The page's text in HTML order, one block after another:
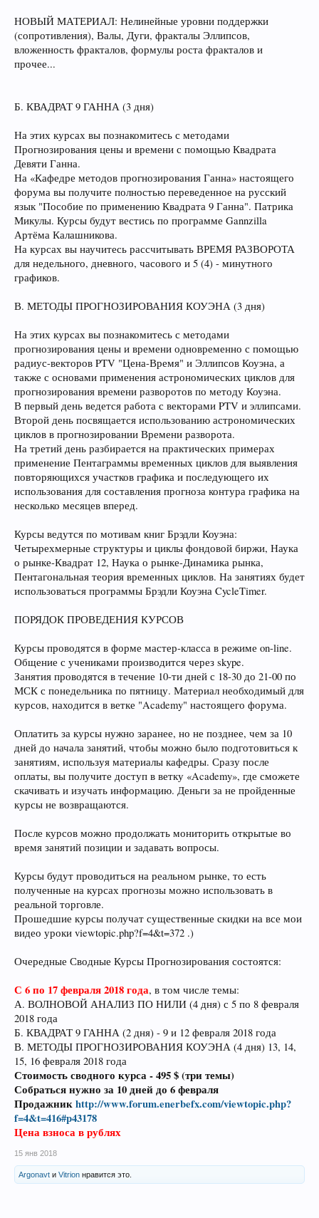
НОВЫЙ МАТЕРИАЛ: Нелинейные уровни поддержки
(сопротивления), Валы, Дуги, фракталы Эллипсов,
вложенность фракталов, формулы роста фракталов и
прочее...
Б. КВАДРАТ 9 ГАННА (3 дня)
На этих курсах вы познакомитесь с методами
Прогнозирования цены и времени с помощью Квадрата
Девяти Ганна.
На «Кафедре методов прогнозирования Ганна» настоящего
форума вы получите полностью переведенное на русский
язык "Пособие по применению Квадрата 9 Ганна". Патрика
Микулы. Курсы будут вестись по программе Gannzilla
Артёма Калашникова.
На курсах вы научитесь рассчитывать ВРЕМЯ РАЗВОРОТА
для недельного, дневного, часового и 5 (4) - минутного
графиков.
В. МЕТОДЫ ПРОГНОЗИРОВАНИЯ КОУЭНА (3 дня)
На этих курсах вы познакомитесь с методами
прогнозирования цены и времени одновременно с помощью
радиус-векторов PTV "Цена-Время" и Эллипсов Коуэна, а
также с основами применения астрономических циклов для
прогнозирования времени разворотов по методу Коуэна.
В первый день ведется работа с векторами PTV и эллипсами.
Второй день посвящается использованию астрономических
циклов в прогнозировании Времени разворота.
На третий день разбирается на практических примерах
применение Пентаграммы временных циклов для выявления
повторяющихся участков графика и последующего их
использования для составления прогноза контура графика на
несколько месяцев вперед.
Курсы ведутся по мотивам книг Брэдли Коуэна:
Четырехмерные структуры и циклы фондовой биржи, Наука
о рынке-Квадрат 12, Наука о рынке-Динамика рынка,
Пентагональная теория временных циклов. На занятиях будет
использоваться программы Брэдли Коуэна CycleTimer.
ПОРЯДОК ПРОВЕДЕНИЯ КУРСОВ
Курсы проводятся в форме мастер-класса в режиме on-line.
Общение с учениками производится через skype.
Занятия проводятся в течение 10-ти дней с 18-30 до 21-00 по
МСК с понедельника по пятницу. Материал необходимый для
курсов, находится в ветке "Academy" настоящего форума.
Оплатить за курсы нужно заранее, но не позднее, чем за 10
дней до начала занятий, чтобы можно было подготовиться к
занятиям, используя материалы кафедры. Сразу после
оплаты, вы получите доступ в ветку «Academy», где сможете
скачивать и изучать информацию. Деньги за не пройденные
курсы не возвращаются.
После курсов можно продолжать мониторить открытые во
время занятий позиции и задавать вопросы.
Курсы будут проводиться на реальном рынке, то есть
полученные на курсах прогнозы можно использовать в
реальной торговле.
Прошедшие курсы получат существенные скидки на все мои
видео уроки viewtopic.php?f=4&t=372 .)
Очередные Сводные Курсы Прогнозирования состоятся:
С 6 по 17 февраля 2018 года, в том числе темы:
А. ВОЛНОВОЙ АНАЛИЗ ПО НИЛИ (4 дня) с 5 по 8 февраля
2018 года
Б. КВАДРАТ 9 ГАННА (2 дня) - 9 и 12 февраля 2018 года
В. МЕТОДЫ ПРОГНОЗИРОВАНИЯ КОУЭНА (4 дня) 13, 14,
15, 16 февраля 2018 года
Стоимость сводного курса - 495 $ (три темы)
Собраться нужно за 10 дней до 6 февраля
Продажникhttp://www.forum.enerbefx.com/viewtopic.php?
f=4&t=416#p43178
Цена взноса в рублях
15 янв 2018
Argonavt и Vitrion нравится это.